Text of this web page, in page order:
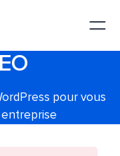
pour vous